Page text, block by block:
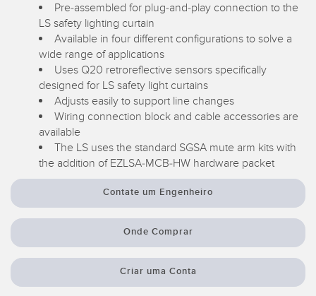
Sensores de Temperatura e Vibração
Condition Monitoring Sensors
Wireless Condition Monitoring Sensors
Vibration Sensors
ACCESSORIES
ACESSÓRIOS
LINKS RELACIONADOS
IO-Link
Lavação
Pre-assembled for plug-and-play connection to the
LS safety lighting curtain
Available in four different configurations to solve a
wide range of applications
Uses Q20 retroreflective sensors specifically
designed for LS safety light curtains
Adjusts easily to support line changes
Wiring connection block and cable accessories are
available
The LS uses the standard SGSA mute arm kits with
the addition of EZLSA-MCB-HW hardware packet
Contate um Engenheiro
Onde Comprar
Criar uma Conta